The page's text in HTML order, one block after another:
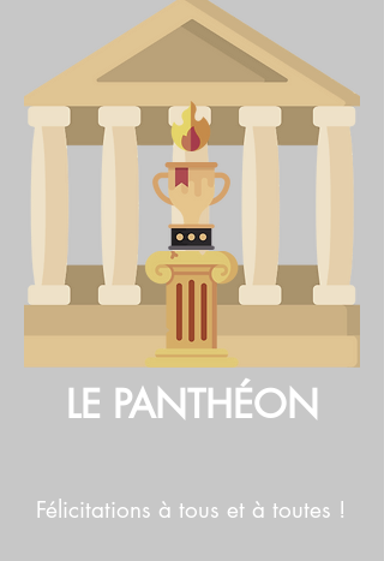
LE PANTHÉON
Félicitations à tous et à toutes !